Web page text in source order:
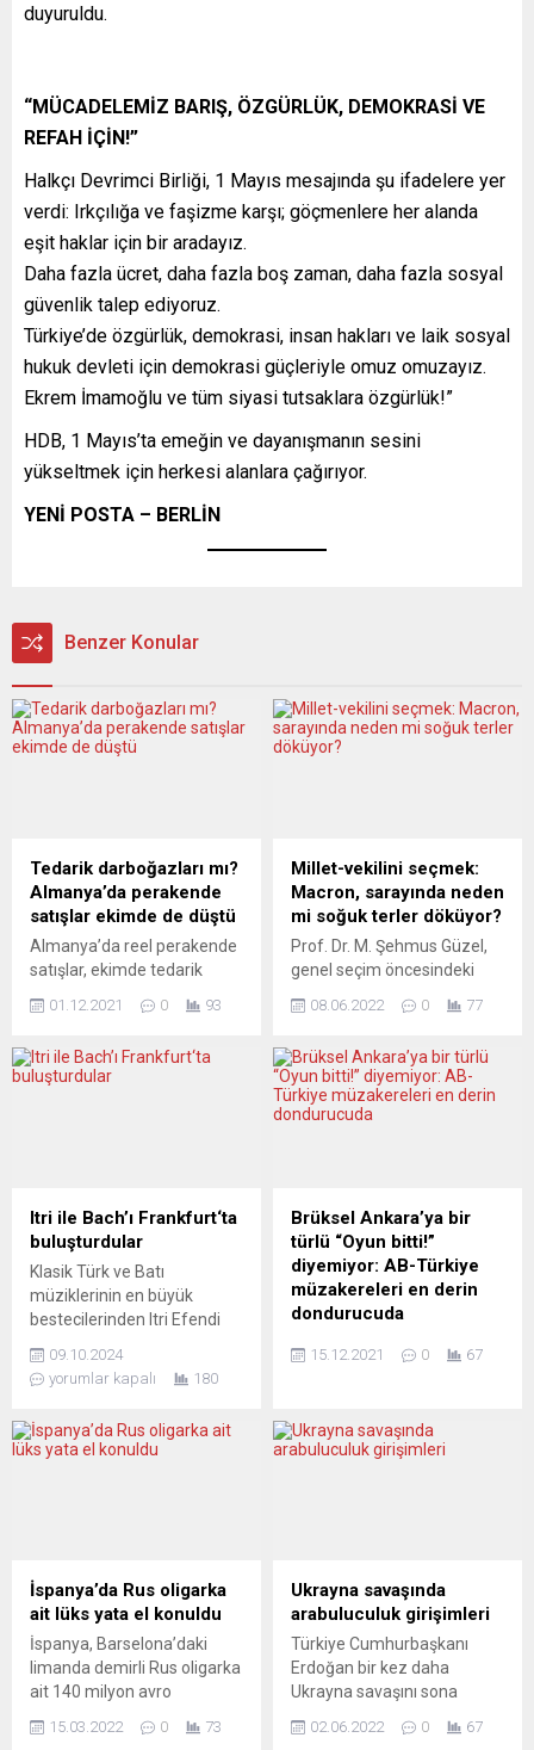
duyuruldu.
“MÜCADELEMİZ BARIŞ, ÖZGÜRLÜK, DEMOKRASİ VE
REFAH İÇİN!”
Halkçı Devrimci Birliği, 1 Mayıs mesajında şu ifadelere yer
verdi: Irkçılığa ve faşizme karşı; göçmenlere her alanda
eşit haklar için bir aradayız.
Daha fazla ücret, daha fazla boş zaman, daha fazla sosyal
güvenlik talep ediyoruz.
Türkiye’de özgürlük, demokrasi, insan hakları ve laik sosyal
hukuk devleti için demokrasi güçleriyle omuz omuzayız.
Ekrem İmamoğlu ve tüm siyasi tutsaklara özgürlük!”
HDB, 1 Mayıs’ta emeğin ve dayanışmanın sesini
yükseltmek için herkesi alanlara çağırıyor.
YENİ POSTA – BERLİN
Benzer Konular
Tedarik darboğazları mı?
Almanya’da perakende
satışlar ekimde de düştü
Almanya’da reel perakende
satışlar, ekimde tedarik
4’üncü dalga ve yüksek
endişelerinin etkisiyle yüzde
1 artış beklentisine karşın
geçici verilerini açıkladı.
Buna göre, mevsim ve
takvim etkilerinden
arındırılmış reel perakende
satışlar, ekimde bir...
01.12.2021 0 93
Millet-vekilini seçmek:
Macron, sarayında neden
mi soğuk terler döküyor?
Prof. Dr. M. Şehmus Güzel,
genel seçim öncesindeki
hallerini yazdı: “Emmanuel
siyasi güç olması
olasılığından ve büyük
ihtimalle mutlaka
Emmanuel Macron’un
siyaset sahnesine
girmesiyle, değişik
partilerden siyasetçileri
“baştan çıkarması” ve
cumhurbaşkanlığını
08.06.2022 0 77
Itri ile Bach’ı Frankfurt‘ta
buluşturdular
Klasik Türk ve Batı
müziklerinin en büyük
bestecilerinden Itri Efendi
Johann Sebastian Bach’ın
eserlerinden esinlenerek
Buluşuyor“ adlı parça ilk kez
Frankfurt’ta icra edildi. Bir
ve trompet için bestelediği
eser, Uluslararası Tiyatro’da
(ITF – Internationales...
09.10.2024
yorumlar kapalı
180
Brüksel Ankara’ya bir
türlü “Oyun bitti!”
diyemiyor: AB-Türkiye
müzakereleri en derin
dondurucuda
zirvesine hazırlık
üyelik müzakerelerinin
dondurulmuş olarak
daha fazla uzaklaştığını
üzülerek not ediyor”
ifadelerine yer verildi.
Kararda, müzakerelerde
yeni bir fasıl açılması ya da
mevcut bir...
15.12.2021 0 67
İspanya’da Rus oligarka
ait lüks yata el konuldu
İspanya, Barselona’daki
limanda demirli Rus oligarka
ait 140 milyon avro
koydu. Başbakan Sanchez,
15.03.2022 0 73
Ukrayna savaşında
arabuluculuk girişimleri
Türkiye Cumhurbaşkanı
Erdoğan bir kez daha
Ukrayna savaşını sona
İstanbul’da
02.06.2022 0 67